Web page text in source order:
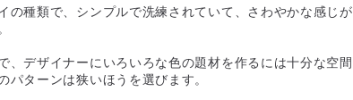
の種類で、シンプルで洗練されていて、さわやかな感じが
、デザイナーにいろいろな色の題材を作るには十分な空間
ターンは狭いほうを選びます。